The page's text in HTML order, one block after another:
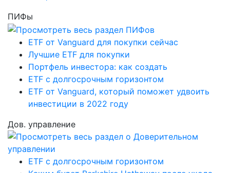
ПИФы
ETF от Vanguard для покупки сейчас
Лучшие ETF для покупки
Портфель инвестора: как создать
ETF с долгосрочным горизонтом
ETF от Vanguard, который поможет удвоить
инвестиции в 2022 году
Дов. управление
ETF с долгосрочным горизонтом